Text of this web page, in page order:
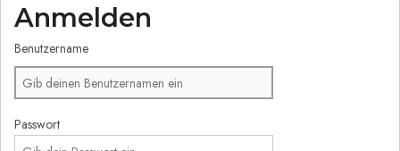
Anmelden
Benutzername
Passwort